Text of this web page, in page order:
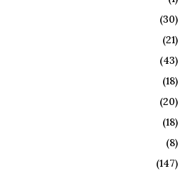
(30)
(21)
(43)
(18)
(20)
(18)
(8)
(147)